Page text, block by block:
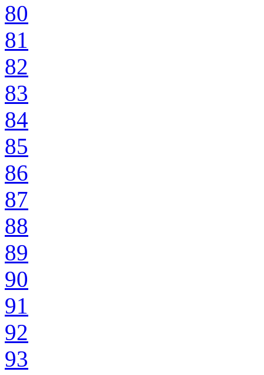
80
81
82
83
84
85
86
87
88
89
90
91
92
93